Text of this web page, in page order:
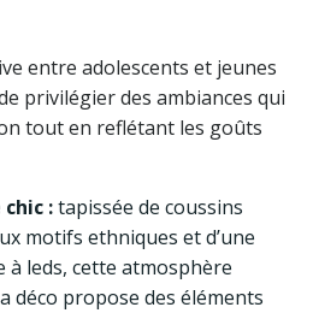
entre adolescents et jeunes
privilégier des ambiances qui
tout en reflétant les goûts
:tapissée de coussins
motifs ethniques et d’une
à leds, cette atmosphère
déco propose des éléments